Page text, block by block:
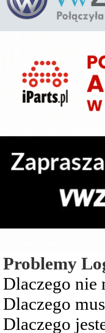
Problemy
Dlaczego nie
Dlaczego
Dlaczego